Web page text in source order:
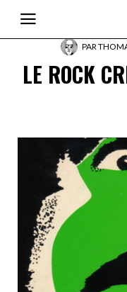
PAR
LE ROCK